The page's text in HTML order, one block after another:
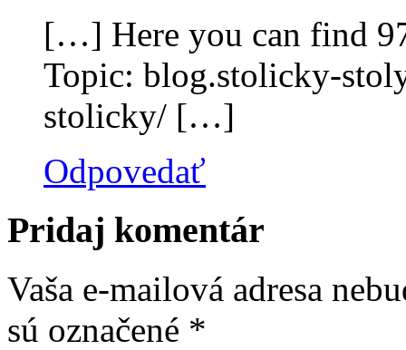
[…] Here you can find
Topic: blog.stolicky-
stolicky/ […]
Odpovedať
Pridaj komentár
Vaša e-mailová adresa
sú označené *